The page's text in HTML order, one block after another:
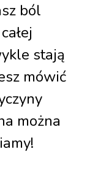
ból
stają
mówić
można